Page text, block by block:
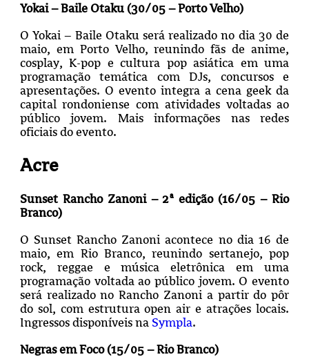
Yokai – Baile Otaku (30/05 – Porto Velho)
O Yokai – Baile Otaku será realizado no dia 30 de
maio, em Porto Velho, reunindo fãs de anime,
cosplay, K-pop e cultura pop asiática em uma
programação temática com DJs, concursos e
apresentações. O evento integra a cena geek da
capital rondoniense com atividades voltadas ao
público jovem. Mais informações nas redes
oficiais do evento.
Acre
Sunset Rancho Zanoni – 2ª edição (16/05 – Rio
Branco)
O Sunset Rancho Zanoni acontece no dia 16 de
maio, em Rio Branco, reunindo sertanejo, pop
rock, reggae e música eletrônica em uma
programação voltada ao público jovem. O evento
será realizado no Rancho Zanoni a partir do pôr
do sol, com estrutura open air e atrações locais.
Ingressos disponíveis na Sympla.
Negras em Foco (15/05 – Rio Branco)